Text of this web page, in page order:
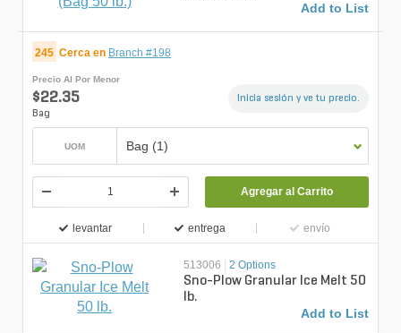
Add to List
245 Cerca en Branch #198
Precio Al Por Menor
$22.35
Bag
Inicia sesión y ve tu precio.
UOM Bag (1)
Agregar al Carrito
levantar entrega envío
513006 2 Options
Sno-Plow Granular Ice Melt 50
lb.
Add to List